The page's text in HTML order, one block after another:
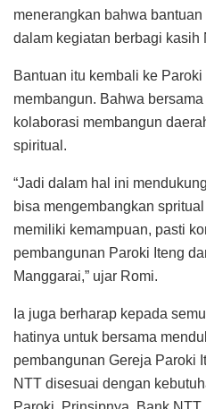
menerangkan bahwa
dalam kegiatan berbagi kasih
Bantuan itu kembali ke
membangun. Bahwa
kolaborasi membangun
spiritual.
“Jadi dalam hal ini
bisa mengembangkan
memiliki kemampuan, pasti
pembangunan Paroki Iteng
Manggarai,” ujar Romi.
Ia juga berharap kepada
hatinya untuk bersama
pembangunan Gereja Paroki
NTT disesuai dengan